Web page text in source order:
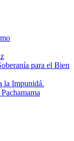
para el Bien
la Impunidá.